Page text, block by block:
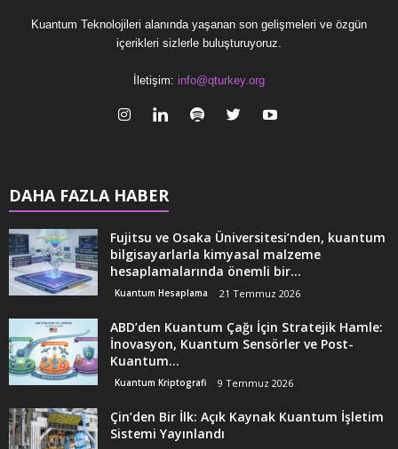
Kuantum Teknolojileri alanında yaşanan son gelişmeleri ve özgün
içerikleri sizlerle buluşturuyoruz.
İletişim: info@qturkey.org
DAHA FAZLA HABER
Fujitsu ve Osaka Üniversitesi’nden, kuantum
bilgisayarlarla kimyasal malzeme
hesaplamalarında önemli bir...
Kuantum Hesaplama 21 Temmuz 2026
ABD’den Kuantum Çağı İçin Stratejik Hamle:
İnovasyon, Kuantum Sensörler ve Post-
Kuantum...
Kuantum Kriptografi 9 Temmuz 2026
Çin’den Bir İlk: Açık Kaynak Kuantum İşletim
Sistemi Yayınlandı